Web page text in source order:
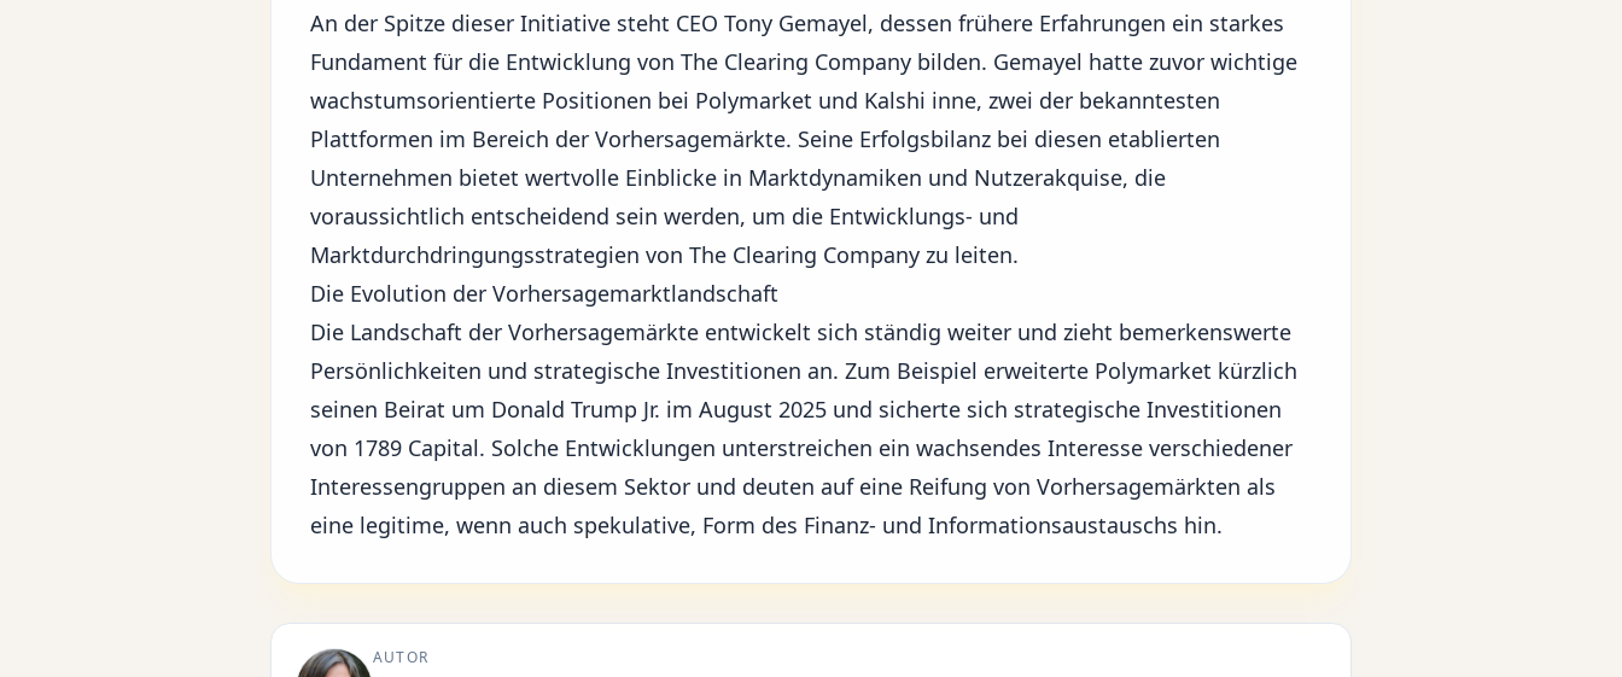
An der Spitze dieser Initiative steht CEO Tony Gemayel, dessen frühere Erfahrungen ein starkes
Fundament für die Entwicklung von The Clearing Company bilden. Gemayel hatte zuvor wichtige
wachstumsorientierte Positionen bei Polymarket und Kalshi inne, zwei der bekanntesten
Plattformen im Bereich der Vorhersagemärkte. Seine Erfolgsbilanz bei diesen etablierten
Unternehmen bietet wertvolle Einblicke in Marktdynamiken und Nutzerakquise, die
voraussichtlich entscheidend sein werden, um die Entwicklungs- und
Marktdurchdringungsstrategien von The Clearing Company zu leiten.
Die Evolution der Vorhersagemarktlandschaft
Die Landschaft der Vorhersagemärkte entwickelt sich ständig weiter und zieht bemerkenswerte
Persönlichkeiten und strategische Investitionen an. Zum Beispiel erweiterte Polymarket kürzlich
seinen Beirat um Donald Trump Jr. im August 2025 und sicherte sich strategische Investitionen
von 1789 Capital. Solche Entwicklungen unterstreichen ein wachsendes Interesse verschiedener
Interessengruppen an diesem Sektor und deuten auf eine Reifung von Vorhersagemärkten als
eine legitime, wenn auch spekulative, Form des Finanz- und Informationsaustauschs hin.
AUTOR